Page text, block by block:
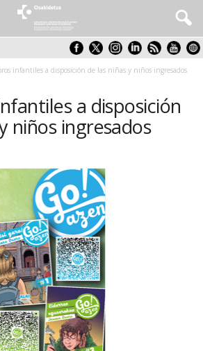
infantiles a disposición de las niñas y niños ingresados
a disposición
niños ingresados